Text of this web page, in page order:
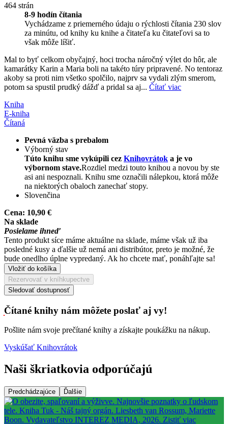
464 strán
8-9 hodín čítania
Vychádzame z priemerného údaju o rýchlosti čítania 230 slov
za minútu, od knihy ku knihe a čitateľa ku čitateľovi sa to
však môže líšiť.
Mal to byť celkom obyčajný, hoci trocha náročný výlet do hôr, ale
kamarátky Karin a Maria boli na takéto túry pripravené. No tentoraz
akoby sa proti nim všetko spolčilo, najprv sa vydali zlým smerom,
potom sa spustil prudký dážď a pridal sa aj... Čítať viac
Kniha
E-kniha
Čítaná
Pevná väzba s prebalom
Výborný stav
Túto knihu sme vykúpili cez Knihovrátok a je vo
výbornom stave.Rozdiel medzi touto knihou a novou by ste
asi ani nespoznali. Knihu sme označili nálepkou, ktorá môže
na niektorých obaloch zanechať stopy.
Slovenčina
Cena: 10,90 €
Na sklade
Posielame ihneď
Tento produkt síce máme aktuálne na sklade, máme však už iba
posledné kusy a ďalšie už nemá ani distribútor, preto je možné, že
bude onedlho úplne vypredaný. Ak ho chcete mať, ponáhľajte sa!
Vložiť do košíka
Rezervovať v kníhkupectve
Sledovať dostupnosť
Čítané knihy nám môžete poslať aj vy!
Pošlite nám svoje prečítané knihy a získajte poukážku na nákup.
Vyskúšať Knihovrátok
Naši škriatkovia odporúčajú
Predchádzajúce Ďalšie